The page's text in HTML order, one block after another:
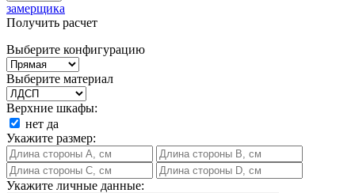
замерщика
Получить расчет
Выберите конфигурацию
Выберите материал
Верхние шкафы:
нет да
Укажите размер:
Укажите личные данные: